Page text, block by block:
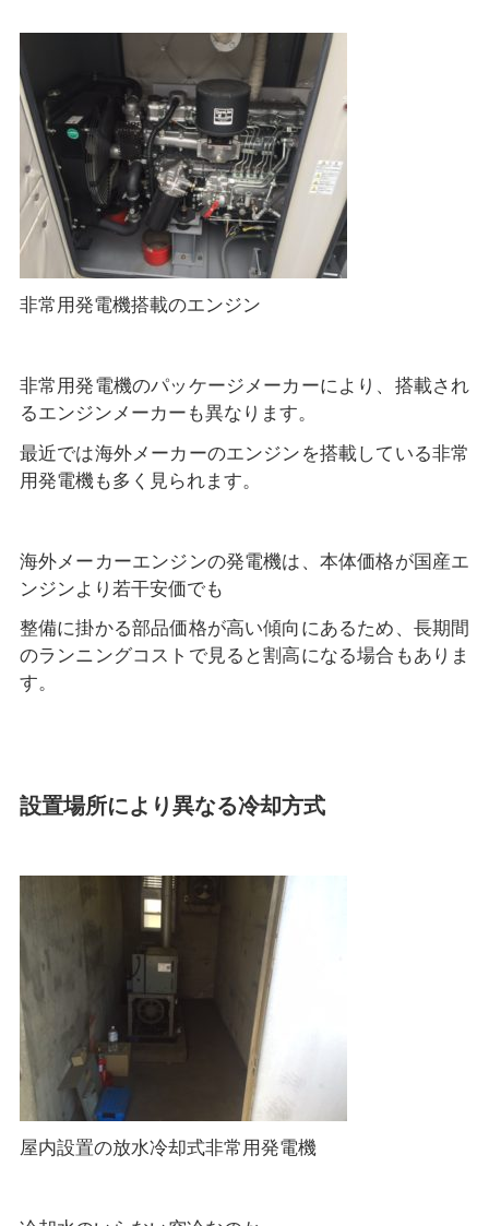
非常用発電機搭載のエンジン
非常用発電機のパッケージメーカーにより、搭載され
るエンジンメーカーも異なります。
最近では海外メーカーのエンジンを搭載している非常
用発電機も多く見られます。
海外メーカーエンジンの発電機は、本体価格が国産エ
ンジンより若干安価でも
整備に掛かる部品価格が高い傾向にあるため、長期間
のランニングコストで見ると割高になる場合もありま
す。
設置場所により異なる冷却方式
屋内設置の放水冷却式非常用発電機